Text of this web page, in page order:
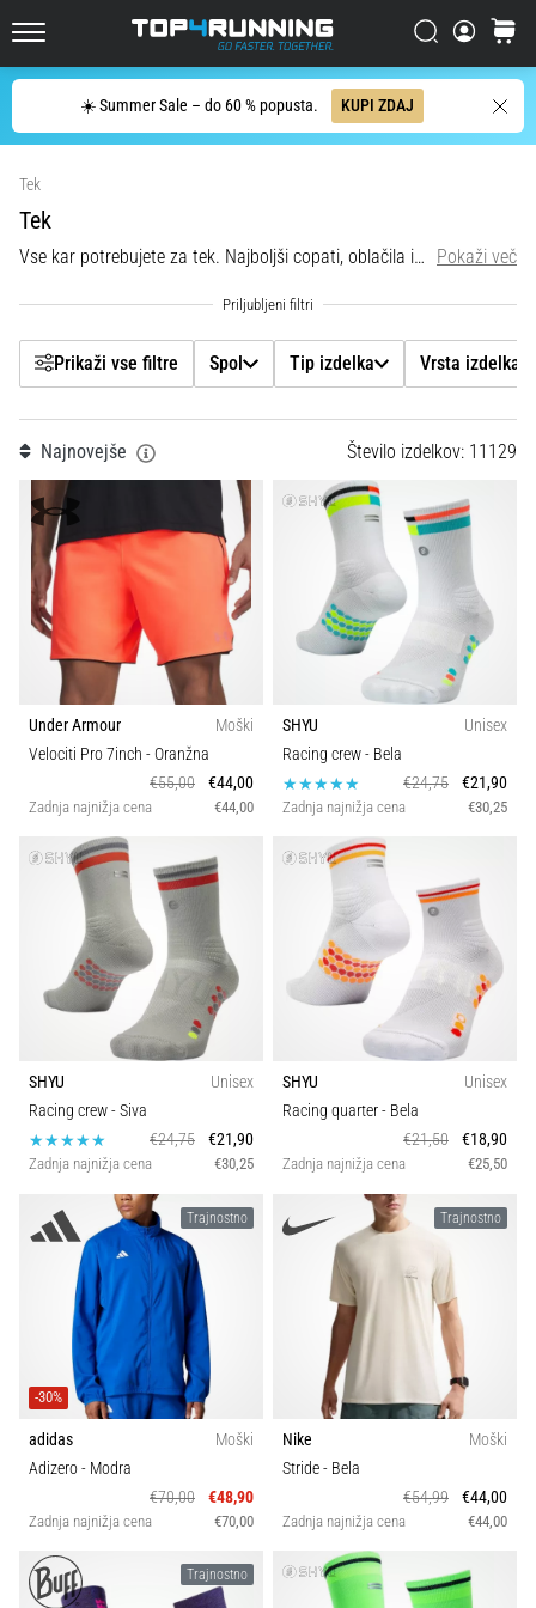
☀️ Summer Sale – do 60 % popusta. KUPI ZDAJ
Iskanje
Iskanje
sam
stavek:
se
Kakšne
prednosti
prinaša,
vrste
•
6 min. branja
Tek
spremembo
smeri
in
beep
test:
sta
in
ju
izvajamo?
V
oziroma
smeri
testira
hitrost,
agilnost
eksplozivnost
pri
menjavi
6. 8. 2026
•
7 min. branja
Tekaško
Vzroki,
zdravljenje
in
Tek
Tek
Vse kar potrebujete za tek. Najboljši copati, oblačila in dodatki na enem mestu. Pokaži več
Prikaži vse filtre Spol Tip izdelka Vrsta izdelka
Filtr
Tip izdelka
Vrsta izdelka
Blagovna znamka
Velikost čevljev
Velikost
Teamsales
Ambasador
Tip žoge
Podpora nedrčka
Carbon
Kolekcija
Udobje in amortizacija
Disciplina
Razdalja
Padec (mm)
Kroj
Značilnosti
Model
Najnovejše Število izdelkov: 11129
Under Armour
Moški
Velociti Pro 7inch - Oranžna
€55,00
€44,00
Zadnja najnižja cena €44,00
SHYU
Unisex
Racing crew- Bela
€24,75
€21,90
Zadnja najnižja cena €30,25
SHYU
Unisex
Racing crew- Siva
€24,75
€21,90
Zadnja najnižja cena €30,25
SHYU
Unisex
Racing quarter- Bela
€21,50
€18,90
Zadnja najnižja cena €25,50
Trajnostno
-30%
adidas
Moški
Adizero- Modra
€70,00
€48,90
Zadnja najnižja cena €70,00
Trajnostno
Nike
Moški
Stride- Bela
€54,99
€44,00
Zadnja najnižja cena €44,00
Trajnostno